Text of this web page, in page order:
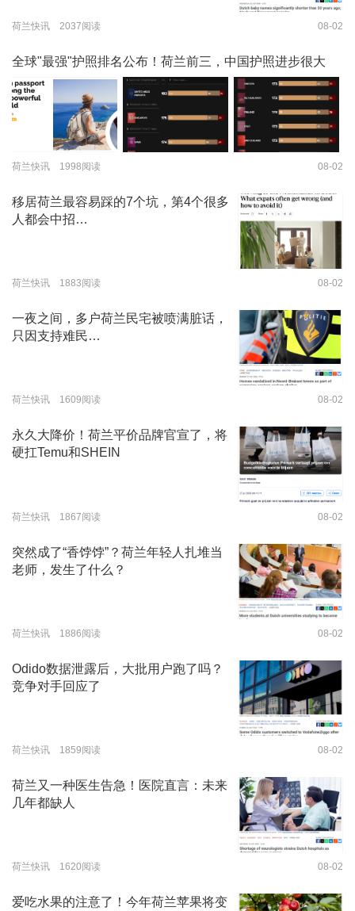
荷兰快讯 2037阅读 08-02
全球"最强"护照排名公布！荷兰前三，中国护照进步很大
荷兰快讯 1998阅读 08-02
移居荷兰最容易踩的7个坑，第4个很多
人都会中招…
荷兰快讯 1883阅读 08-02
一夜之间，多户荷兰民宅被喷满脏话，
只因支持难民…
荷兰快讯 1609阅读 08-02
永久大降价！荷兰平价品牌官宣了，将
硬扛Temu和SHEIN
荷兰快讯 1867阅读 08-02
突然成了“香饽饽”？荷兰年轻人扎堆当
老师，发生了什么？
荷兰快讯 1886阅读 08-02
Odido数据泄露后，大批用户跑了吗？
竞争对手回应了
荷兰快讯 1859阅读 08-02
荷兰又一种医生告急！医院直言：未来
几年都缺人
荷兰快讯 1620阅读 08-02
爱吃水果的注意了！今年荷兰苹果将变